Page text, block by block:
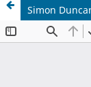
Simon